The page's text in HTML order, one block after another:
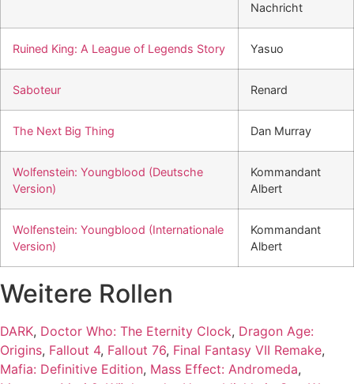
Nachricht
Ruined King: A League of Legends Story Yasuo
Saboteur Renard
The Next Big Thing Dan Murray
Wolfenstein: Youngblood (Deutsche
Version)
Kommandant
Albert
Wolfenstein: Youngblood (Internationale
Version)
Kommandant
Albert
Weitere Rollen
DARK, Doctor Who: The Eternity Clock, Dragon Age:
Origins, Fallout 4, Fallout 76, Final Fantasy VII Remake,
Mafia: Definitive Edition, Mass Effect: Andromeda,